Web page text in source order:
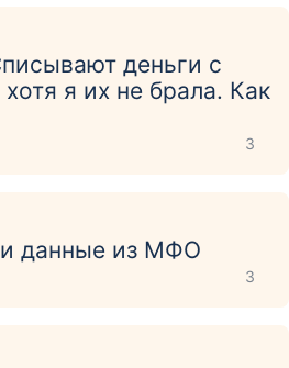
деньги с
я их не брала. Как
3
данные из МФО
3